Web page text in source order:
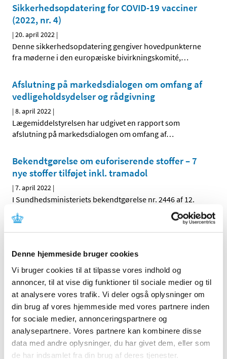
Denne hjemmeside bruger cookies
Vi bruger cookies til at tilpasse vores indhold og
annoncer, til at vise dig funktioner til sociale medier og til
at analysere vores trafik. Vi deler også oplysninger om
din brug af vores hjemmeside med vores partnere inden
for sociale medier, annonceringspartnere og
analysepartnere. Vores partnere kan kombinere disse
data med andre oplysninger, du har givet dem, eller som
de har indsamlet fra din brug af deres tjenester.
Sikkerhedsopdatering for COVID-19 vacciner
(2022, nr. 4)
|20. april 2022 |
Denne sikkerhedsopdatering gengiver hovedpunkterne
fra møderne i den europæiske bivirkningskomité,…
Afslutning på markedsdialogen om omfang af
vedligeholdsydelser og rådgivning
|8. april 2022 |
Lægemiddelstyrelsen har udgivet en rapport som
afslutning på markedsdialogen om omfang af…
Bekendtgørelse om euforiserende stoffer – 7
nye stoffer tilføjet inkl. tramadol
|7. april 2022 |
I Sundhedsministeriets bekendtgørelse nr. 2446 af 12.
december 2021 om euforiserende stoffer er der fra den …
forhold til krigen i Ukraine
Den aktuelle krig i Ukraine kan have betydning for en
række kliniske lægemiddelforsøg. Både når det gælder…
Lægemiddelstyrelsen præsenterer ny strategi
|5. april 2022|
Lægemiddelstyrelsens direktør Lars Bo Nielsen har netop
præsenteret styrelsens nye strategi 2022-26. Strategien